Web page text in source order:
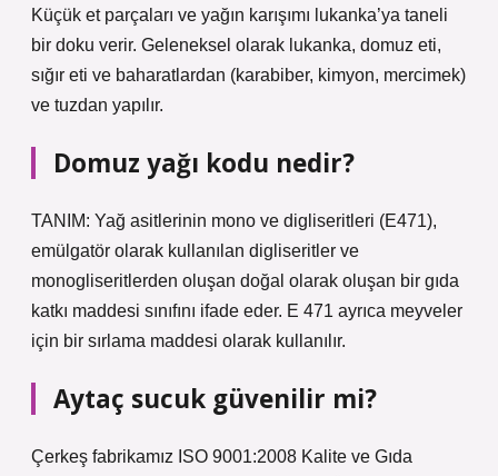
Küçük et parçaları ve yağın karışımı lukanka’ya taneli
bir doku verir. Geleneksel olarak lukanka, domuz eti,
sığır eti ve baharatlardan (karabiber, kimyon, mercimek)
ve tuzdan yapılır.
Domuz yağı kodu nedir?
TANIM: Yağ asitlerinin mono ve digliseritleri (E471),
emülgatör olarak kullanılan digliseritler ve
monogliseritlerden oluşan doğal olarak oluşan bir gıda
katkı maddesi sınıfını ifade eder. E 471 ayrıca meyveler
için bir sırlama maddesi olarak kullanılır.
Aytaç sucuk güvenilir mi?
Çerkeş fabrikamız ISO 9001:2008 Kalite ve Gıda